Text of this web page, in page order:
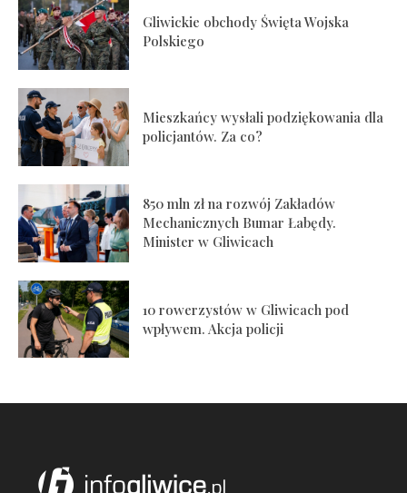
Gliwickie obchody Święta Wojska
Polskiego
Mieszkańcy wysłali podziękowania dla
policjantów. Za co?
850 mln zł na rozwój Zakładów
Mechanicznych Bumar Łabędy.
Minister w Gliwicach
10 rowerzystów w Gliwicach pod
wpływem. Akcja policji